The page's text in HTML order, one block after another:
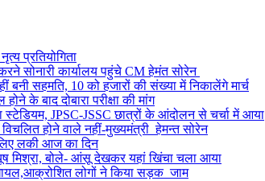
प्रतियोगिता
सोनारी कार्यालय पहुंचे CM हेमंत सोरेन
बनी सहमति, 10 को हजारों की संख्या में निकालेंगे मार्च
के बाद दोबारा परीक्षा की मांग
JPSC-JSSC छात्रों के आंदोलन से चर्चा में आया
होने वाले नहीं-मुख्यमंत्री हेमन्त सोरेन
लकी आज का दिन
मिश्रा, बोले- आंसू देखकर यहां खिंचा चला आया
लोगों ने किया सड़क जाम